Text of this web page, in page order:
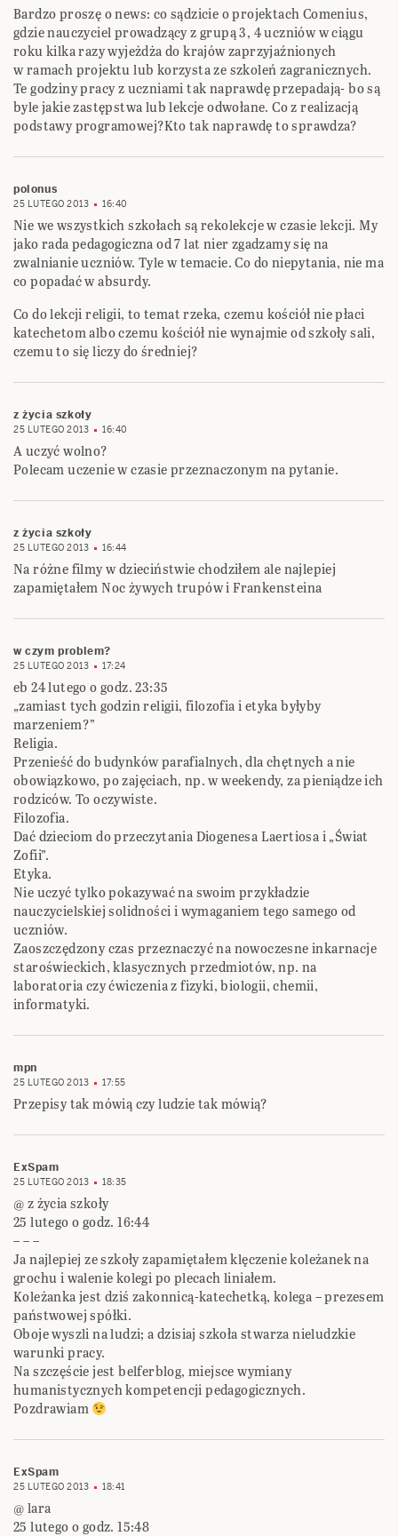
Bardzo proszę o news: co sądzicie o projektach Comenius,
gdzie nauczyciel prowadzący z grupą 3, 4 uczniów w ciągu
roku kilka razy wyjeżdża do krajów zaprzyjaźnionych
w ramach projektu lub korzysta ze szkoleń zagranicznych.
Te godziny pracy z uczniami tak naprawdę przepadają- bo są
byle jakie zastępstwa lub lekcje odwołane. Co z realizacją
podstawy programowej?Kto tak naprawdę to sprawdza?
polonus
25 LUTEGO 2013 16:40
Nie we wszystkich szkołach są rekolekcje w czasie lekcji. My
jako rada pedagogiczna od 7 lat nier zgadzamy się na
zwalnianie uczniów. Tyle w temacie. Co do niepytania, nie ma
co popadać w absurdy.
Co do lekcji religii, to temat rzeka, czemu kościół nie płaci
katechetom albo czemu kościół nie wynajmie od szkoły sali,
czemu to się liczy do średniej?
z życia szkoły
25 LUTEGO 2013 16:40
A uczyć wolno?
Polecam uczenie w czasie przeznaczonym na pytanie.
z życia szkoły
25 LUTEGO 2013 16:44
Na różne filmy w dzieciństwie chodziłem ale najlepiej
zapamiętałem Noc żywych trupów i Frankensteina
w czym problem?
25 LUTEGO 2013 17:24
eb 24 lutego o godz. 23:35
„zamiast tych godzin religii, filozofia i etyka byłyby
marzeniem?”
Religia.
Przenieść do budynków parafialnych, dla chętnych a nie
obowiązkowo, po zajęciach, np. w weekendy, za pieniądze ich
rodziców. To oczywiste.
Filozofia.
Dać dzieciom do przeczytania Diogenesa Laertiosa i „Świat
Zofii”.
Etyka.
Nie uczyć tylko pokazywać na swoim przykładzie
nauczycielskiej solidności i wymaganiem tego samego od
uczniów.
Zaoszczędzony czas przeznaczyć na nowoczesne inkarnacje
staroświeckich, klasycznych przedmiotów, np. na
laboratoria czy ćwiczenia z fizyki, biologii, chemii,
informatyki.
mpn
25 LUTEGO 2013 17:55
Przepisy tak mówią czy ludzie tak mówią?
ExSpam
25 LUTEGO 2013 18:35
@ z życia szkoły
25 lutego o godz. 16:44
– – –
Ja najlepiej ze szkoły zapamiętałem klęczenie koleżanek na
grochu i walenie kolegi po plecach liniałem.
Koleżanka jest dziś zakonnicą-katechetką, kolega – prezesem
państwowej spółki.
Oboje wyszli na ludzi; a dzisiaj szkoła stwarza nieludzkie
warunki pracy.
Na szczęście jest belferblog, miejsce wymiany
humanistycznych kompetencji pedagogicznych.
Pozdrawiam
ExSpam
25 LUTEGO 2013 18:41
@ lara
25 lutego o godz. 15:48